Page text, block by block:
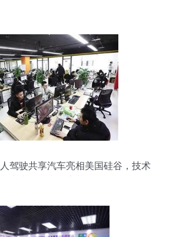
驾驶共享汽车亮相美国硅谷，技术